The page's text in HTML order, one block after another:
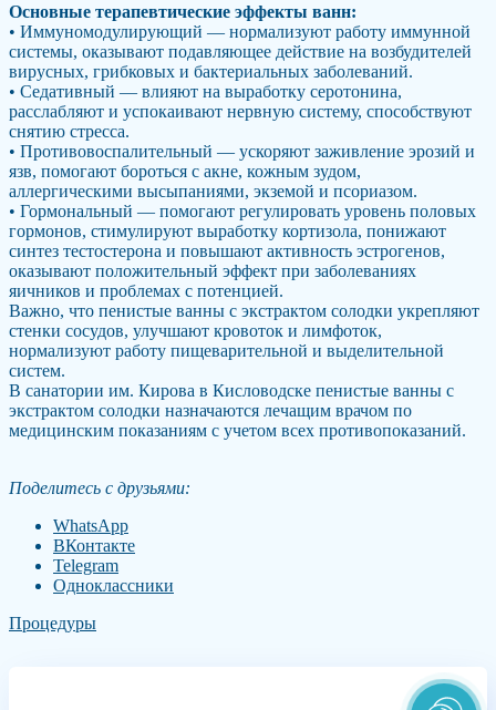
Основные терапевтические эффекты ванн:
• Иммуномодулирующий — нормализуют работу иммунной
системы, оказывают подавляющее действие на возбудителей
вирусных, грибковых и бактериальных заболеваний.
• Седативный — влияют на выработку серотонина,
расслабляют и успокаивают нервную систему, способствуют
снятию стресса.
• Противовоспалительный — ускоряют заживление эрозий и
язв, помогают бороться с акне, кожным зудом,
аллергическими высыпаниями, экземой и псориазом.
• Гормональный — помогают регулировать уровень половых
гормонов, стимулируют выработку кортизола, понижают
синтез тестостерона и повышают активность эстрогенов,
оказывают положительный эффект при заболеваниях
яичников и проблемах с потенцией.
Важно, что пенистые ванны с экстрактом солодки укрепляют
стенки сосудов, улучшают кровоток и лимфоток,
нормализуют работу пищеварительной и выделительной
систем.
В санатории им. Кирова в Кисловодске пенистые ванны с
экстрактом солодки назначаются лечащим врачом по
медицинским показаниям с учетом всех противопоказаний.
Поделитесь с друзьями:
WhatsApp
ВКонтакте
Telegram
Одноклассники
Процедуры